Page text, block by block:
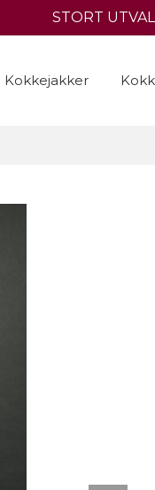
STORT
Kokkejakker